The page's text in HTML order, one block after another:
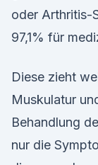
oder Arthritis-
97,1% für
Diese zieht
Muskulatur
Behandlung
nur die